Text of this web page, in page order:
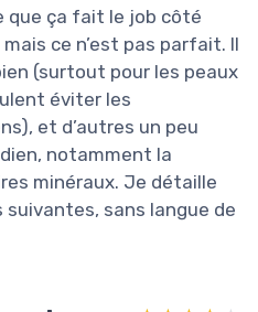
que ça fait le job côté
ce n’est pas parfait. Il
(surtout pour les peaux
éviter les
et d’autres un peu
notamment la
minéraux. Je détaille
sans langue de